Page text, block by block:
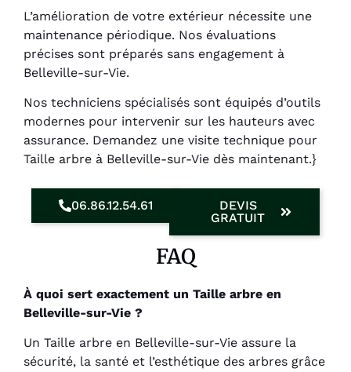
L’amélioration de votre extérieur nécessite une
maintenance périodique. Nos évaluations
précises sont préparés sans engagement à
Belleville-sur-Vie.
Nos techniciens spécialisés sont équipés d’outils
modernes pour intervenir sur les hauteurs avec
assurance. Demandez une visite technique pour
Taille arbre à Belleville-sur-Vie dès maintenant.}
06.86.12.54.61
DEVIS
GRATUIT
FAQ
À quoi sert exactement un Taille arbre en
Belleville-sur-Vie ?
Un Taille arbre en Belleville-sur-Vie assure la
sécurité, la santé et l’esthétique des arbres grâce